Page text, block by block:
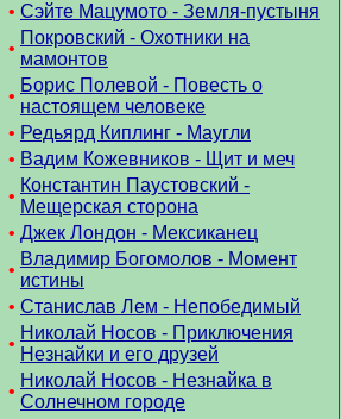
• Сэйте Мацумото - Земля-пустыня
•
Покровский - Охотники на
мамонтов
•
Борис Полевой - Повесть о
настоящем человеке
• Редьярд Киплинг - Маугли
• Вадим Кожевников - Щит и меч
•
Константин Паустовский -
Мещерская сторона
• Джек Лондон - Мексиканец
•
Владимир Богомолов - Момент
истины
• Станислав Лем - Непобедимый
•
Николай Носов - Приключения
Незнайки и его друзей
•
Николай Носов - Незнайка в
Солнечном городе